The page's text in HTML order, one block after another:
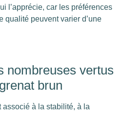
l’apprécie, car les préférences
qualité peuvent varier d’une
nombreuses vertus
brun
associé à la stabilité, à la